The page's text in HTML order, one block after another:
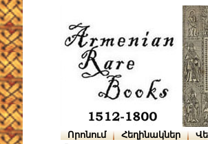
Որոնում Հեղինակներ